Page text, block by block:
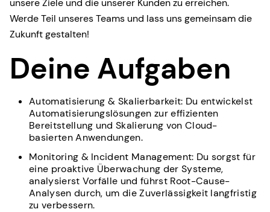
unsere Ziele und die unserer Kunden zu erreichen.
Werde Teil unseres Teams und lass uns gemeinsam die
Zukunft gestalten!
Deine Aufgaben
Automatisierung & Skalierbarkeit: Du entwickelst
Automatisierungslösungen zur effizienten
Bereitstellung und Skalierung von Cloud-
basierten Anwendungen.
Monitoring & Incident Management: Du sorgst für
eine proaktive Überwachung der Systeme,
analysierst Vorfälle und führst Root-Cause-
Analysen durch, um die Zuverlässigkeit langfristig
zu verbessern.